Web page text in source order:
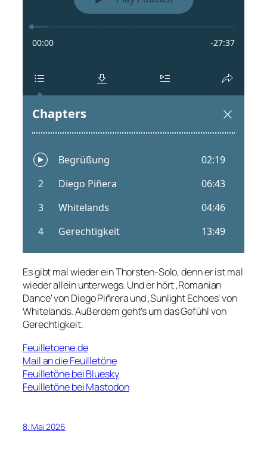
Es gibt mal wieder ein Thorsten-Solo, denn er ist mal
wieder allein unterwegs. Und er hört ‚Romanian
Dance‘ von Diego Piñrera und ‚Sunlight Echoes‘ von
Whitelands. Außerdem geht’s um das Gefühl von
Gerechtigkeit.
Feuilletoene.de
Mail an die Feuilletöne
Feuilletöne bei Bluesky
Feuilletöne bei Mastodon
8. Mai 2026